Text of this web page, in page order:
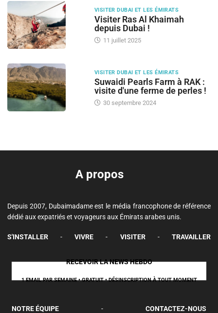
VISITER DUBAI ET LES ÉMIRATS
Visiter Ras Al Khaimah
depuis Dubai !
11 juillet 2025
VISITER DUBAI ET LES ÉMIRATS
Suwaidi Pearls Farm à RAK :
visite d'une ferme de perles !
30 septembre 2024
A propos
Depuis 2007, Dubaimadame est le média francophone de référence
dédié aux expatriés et voyageurs aux Émirats arabes unis.
S'INSTALLER - VIVRE - VISITER - TRAVAILLER
RECEVOIR LA NEWS HEBDO
1 EMAIL PAR SEMAINE • GRATUIT • DÉSINSCRIPTION À TOUT MOMENT
NOTRE ÉQUIPE - CONTACTEZ-NOUS